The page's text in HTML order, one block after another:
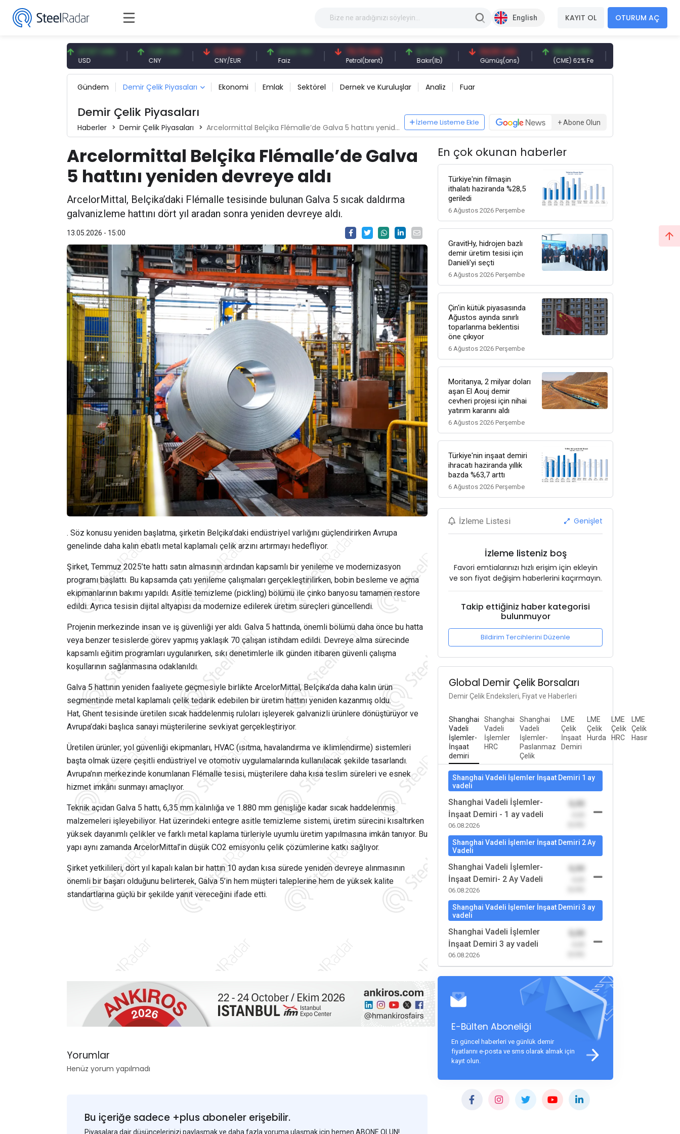
English KAYIT OL OTURUM AÇ
47,57 USD 7,09 CNY
CNY
0,13 CNY
CNY/EUR
41,54 TRY
Faiz
79,73 USD
Petrol(brent)
6,71 USD
Bakır(lb)
94,50 USD
Gümüş(ons)
94,44 USD
(CME) 62% Fe
377,25 USD
Gemi Söküm
Gündem Demir Çelik Piyasaları Ekonomi Emlak Sektörel Dernek ve Kuruluşlar Analiz Fuar
Demir Çelik Piyasaları
Haberler Demir Çelik Piyasaları Arcelormittal Belçika Flémalle’de Galva 5 hattını yeniden devreye aldı
İzleme Listeme Ekle + Abone Olun
Arcelormittal Belçika Flémalle’de Galva
5 hattını yeniden devreye aldı
ArcelorMittal, Belçika’daki Flémalle tesisinde bulunan Galva 5 sıcak daldırma
galvanizleme hattını dört yıl aradan sonra yeniden devreye aldı.
13.05.2026 - 15:00
. Söz konusu yeniden başlatma, şirketin Belçika’daki endüstriyel varlığını güçlendirirken Avrupa
genelinde daha kalın ebatlı metal kaplamalı çelik arzını artırmayı hedefliyor.
Şirket, Temmuz 2025’te hattı satın almasının ardından kapsamlı bir yenileme ve modernizasyon
programı başlattı. Bu kapsamda çatı yenileme çalışmaları gerçekleştirilirken, bobin besleme ve açma
ekipmanlarının bakımı yapıldı. Asitle temizleme (pickling) bölümü ile çinko banyosu tamamen restore
edildi. Ayrıca tesisin dijital altyapısı da modernize edilerek üretim süreçleri güncellendi.
Projenin merkezinde insan ve iş güvenliği yer aldı. Galva 5 hattında, önemli bölümü daha önce bu hatta
veya benzer tesislerde görev yapmış yaklaşık 70 çalışan istihdam edildi. Devreye alma sürecinde
kapsamlı eğitim programları uygulanırken, sıkı denetimlerle ilk günden itibaren güvenli çalışma
koşullarının sağlanmasına odaklanıldı.
Galva 5 hattının yeniden faaliyete geçmesiyle birlikte ArcelorMittal, Belçika’da daha kalın ürün
segmentinde metal kaplamalı çelik tedarik edebilen bir üretim hattını yeniden kazanmış oldu.
Hat, Ghent tesisinde üretilen sıcak haddelenmiş ruloları işleyerek galvanizli ürünlere dönüştürüyor ve
Avrupa’daki başlıca sanayi müşterilerine sevkiyat gerçekleştiriyor.
Üretilen ürünler; yol güvenliği ekipmanları, HVAC (ısıtma, havalandırma ve iklimlendirme) sistemleri
başta olmak üzere çeşitli endüstriyel ve otomotiv uygulamalarında kullanılacak şekilde tasarlandı.
Avrupa’nın merkezinde konumlanan Flémalle tesisi, müşterilere daha kısa teslim süreleri ve esnek
hizmet imkânı sunmayı amaçlıyor.
Teknik açıdan Galva 5 hattı, 6,35 mm kalınlığa ve 1.880 mm genişliğe kadar sıcak haddelenmiş
malzemeleri işleyebiliyor. Hat üzerindeki entegre asitle temizleme sistemi, üretim sürecini kısaltırken
yüksek dayanımlı çelikler ve farklı metal kaplama türleriyle uyumlu üretim yapılmasına imkân tanıyor. Bu
yapı aynı zamanda ArcelorMittal’in düşük CO2 emisyonlu çelik çözümlerine katkı sağlıyor.
Şirket yetkilileri, dört yıl kapalı kalan bir hattın 10 aydan kısa sürede yeniden devreye alınmasının
önemli bir başarı olduğunu belirterek, Galva 5’in hem müşteri taleplerine hem de yüksek kalite
standartlarına güçlü bir şekilde yanıt vereceğini ifade etti.
Yorumlar
Henüz yorum yapılmadı
Bu içeriğe sadece +plus aboneler erişebilir.
Piyasalara dair düşüncelerinizi paylaşmak ve daha fazla yoruma ulaşmak için hemen ABONE OLUN!
En çok okunan haberler
Türkiye'nin filmaşin
ithalatı haziranda %28,5
geriledi
6 Ağustos 2026 Perşembe
GravitHy, hidrojen bazlı
demir üretim tesisi için
Danieli'yi seçti
6 Ağustos 2026 Perşembe
Çin'in kütük piyasasında
Ağustos ayında sınırlı
toparlanma beklentisi
öne çıkıyor
6 Ağustos 2026 Perşembe
Moritanya, 2 milyar doları
aşan El Aouj demir
cevheri projesi için nihai
yatırım kararını aldı
6 Ağustos 2026 Perşembe
Türkiye'nin inşaat demiri
ihracatı haziranda yıllık
bazda %63,7 arttı
6 Ağustos 2026 Perşembe
İzleme Listesi Genişlet
İzleme listeniz boş
Favori emtialarınızı hızlı erişim için ekleyin
ve son fiyat değişim haberlerini kaçırmayın.
Takip ettiğiniz haber kategorisi
bulunmuyor
Bildirim Tercihlerini Düzenle
Global Demir Çelik Borsaları
Demir Çelik Endeksleri, Fiyat ve Haberleri
Shanghai
Vadeli
İşlemler-
İnşaat
demiri
Shanghai
Vadeli
İşlemler
HRC
Shanghai
Vadeli
İşlemler-
Paslanmaz
Çelik
LME
Çelik
İnşaat
Demiri
LME
Çelik
Hurda
LME
Çelik
HRC
LME
Çelik
Hasır
Shanghai Vadeli İşlemler İnşaat Demiri 1 ay
vadeli
Shanghai Vadeli İşlemler-
İnşaat Demiri - 1 ay vadeli
06.08.2026
0,00
Shanghai Vadeli İşlemler İnşaat Demiri 2 Ay
Vadeli
Shanghai Vadeli İşlemler-
İnşaat Demiri- 2 Ay Vadeli
06.08.2026
0,00
Shanghai Vadeli İşlemler İnşaat Demiri 3 ay
vadeli
Shanghai Vadeli İşlemler
İnşaat Demiri 3 ay vadeli
06.08.2026
0,00
E-Bülten Aboneliği
En güncel haberleri ve günlük demir
fiyatlarını e-posta ve sms olarak almak için
kayıt olun.